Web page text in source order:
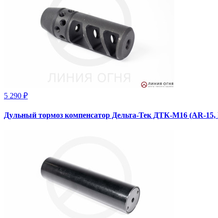
5 290 ₽
Дульный тормоз компенсатор Дельта-Тек ДТК-М16 (AR-15,